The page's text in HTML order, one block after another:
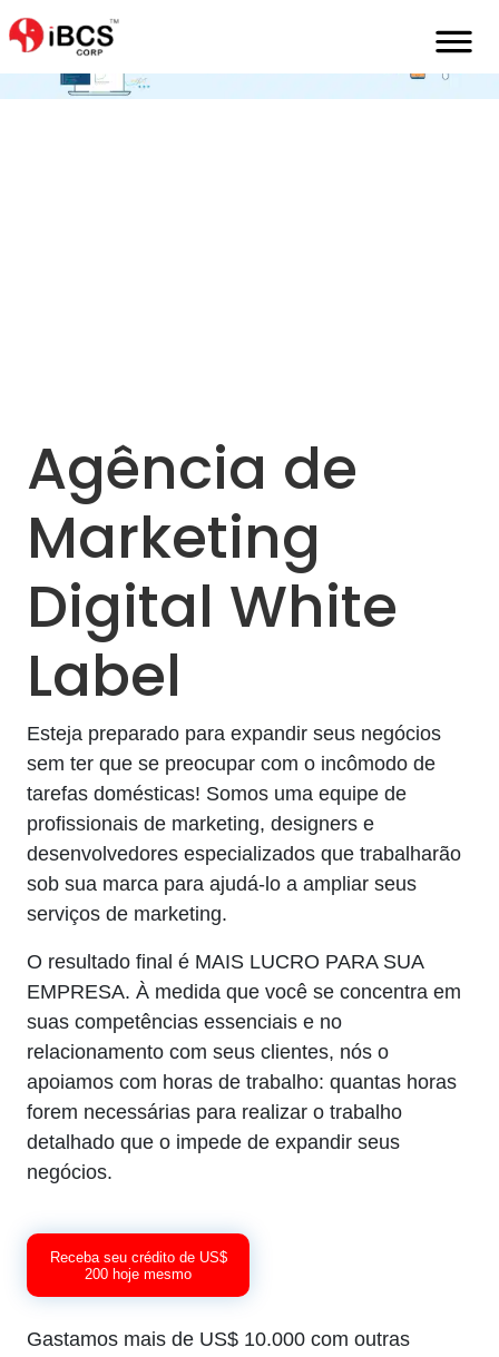
Home Pt Marketing-Digital-De-Marca-Branca
Agência de
Marketing
Digital White
Label
Esteja preparado para expandir seus negócios
sem ter que se preocupar com o incômodo de
tarefas domésticas! Somos uma equipe de
profissionais de marketing, designers e
desenvolvedores especializados que trabalharão
sob sua marca para ajudá-lo a ampliar seus
serviços de marketing.
O resultado final é MAIS LUCRO PARA SUA
EMPRESA. À medida que você se concentra em
suas competências essenciais e no
relacionamento com seus clientes, nós o
apoiamos com horas de trabalho: quantas horas
forem necessárias para realizar o trabalho
detalhado que o impede de expandir seus
negócios.
Receba seu crédito de US$
200 hoje mesmo
Gastamos mais de US$ 10.000 com outras